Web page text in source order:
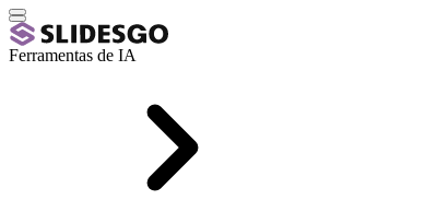
Ferramentas de IA